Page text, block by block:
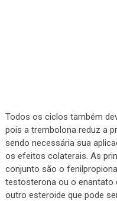
Todos os ciclos também
pois a trembolona reduz a
sendo necessária sua
os efeitos colaterais. As
conjunto são o
testosterona ou o enantato
outro esteroide que pode